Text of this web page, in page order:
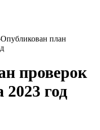
Опубликован план
проверок
2023 год